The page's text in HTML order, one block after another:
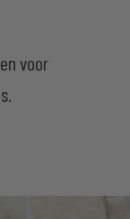
voor